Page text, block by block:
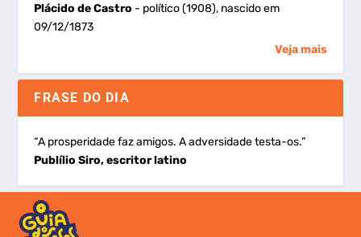
Plácido de Castro - político (1908), nascido em
09/12/1873
Veja mais
FRASE DO DIA
“A prosperidade faz amigos. A adversidade testa-os.”
Publílio Siro, escritor latino